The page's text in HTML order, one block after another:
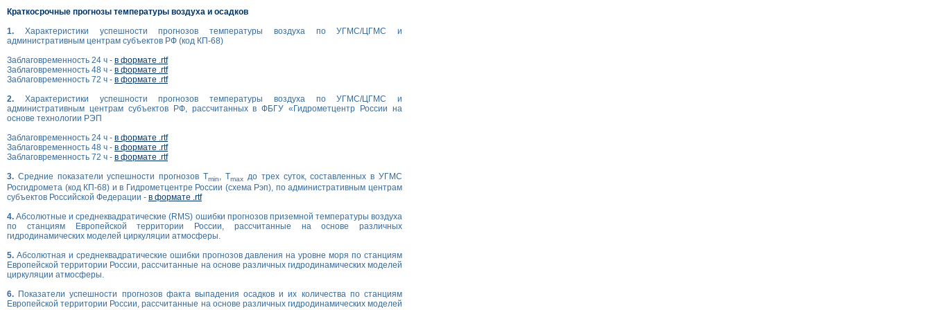
Краткосрочные прогнозы температуры воздуха и осадков
1. Характеристики успешности прогнозов температуры воздуха по УГМС/ЦГМС и
административным центрам субъектов РФ (код КП-68)
Заблаговременность 24 ч - в формате .rtf
Заблаговременность 48 ч - в формате .rtf
Заблаговременность 72 ч - в формате .rtf
2. Характеристики успешности прогнозов температуры воздуха по УГМС/ЦГМС и
административным центрам субъектов РФ, рассчитанных в ФБГУ «Гидрометцентр России на
основе технологии РЭП
Заблаговременность 24 ч - в формате .rtf
Заблаговременность 48 ч - в формате .rtf
Заблаговременность 72 ч - в формате .rtf
3. Средние показатели успешности прогнозов Tmin, Tmax до трех суток, составленных в УГМС
Росгидромета (код КП-68) и в Гидрометцентре России (схема Рэп), по административным центрам
субъектов Российской Федерации - в формате .rtf
4. Абсолютные и среднеквадратические (RMS) ошибки прогнозов приземной температуры воздуха
по станциям Европейской территории России, рассчитанные на основе различных
гидродинамических моделей циркуляции атмосферы.
5. Абсолютная и среднеквадратические ошибки прогнозов давления на уровне моря по станциям
Европейской территории России, рассчитанные на основе различных гидродинамических моделей
циркуляции атмосферы.
6. Показатели успешности прогнозов факта выпадения осадков и их количества по станциям
Европейской территории России, рассчитанные на основе различных гидродинамических моделей